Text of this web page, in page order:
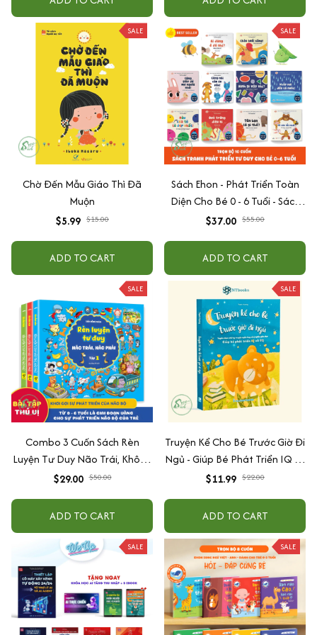
SALE
Chờ Đến Mẫu Giáo Thì Đã
Muộn
$5.99 $15.00
ADD TO CART
SALE
Sách Ehon - Phát Triển Toàn
Diện Cho Bé 0 - 6 Tuổi - Sách
Song Ngữ Việt - Anh
$37.00 $55.00
ADD TO CART
SALE
Combo 3 Cuốn Sách Rèn
Luyện Tư Duy Não Trái, Không
Não Phải - Đánh Thức Tiềm
$29.00 $50.00
ADD TO CART
SALE
Truyện Kể Cho Bé Trước Giờ Đi
Ngủ - Giúp Bé Phát Triển IQ Và
EQ
$11.99 $22.00
ADD TO CART
SALE SALE